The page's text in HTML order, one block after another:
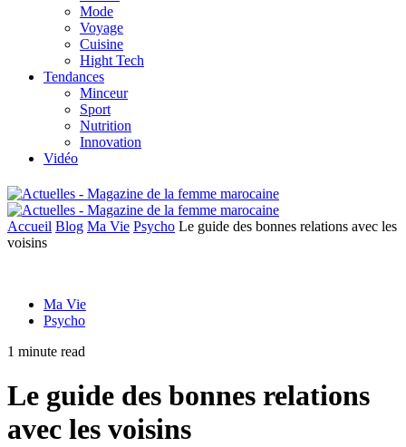
Mode
Voyage
Cuisine
Hight Tech
Tendances
Minceur
Sport
Nutrition
Innovation
Vidéo
Accueil Blog Ma Vie Psycho Le guide des bonnes relations avec les
voisins
Ma Vie
Psycho
1 minute read
Le guide des bonnes relations
avec les voisins